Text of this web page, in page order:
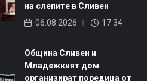
на слепите в Сливен
06.08.2026
17:34
Община Сливен и
Младежкият дом
организират поредица от